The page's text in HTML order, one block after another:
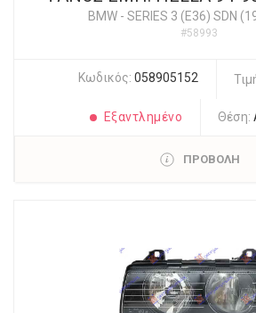
BMW - SERIES 3 (E36) SDN
#58993
Κωδικός: 058905152
Εξαντλημένο Θέση:
ΠΡΟΒΟΛΗ